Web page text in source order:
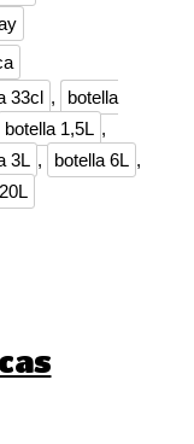
33cl ,
botella
botella 1,5L ,
3L , botella 6L ,